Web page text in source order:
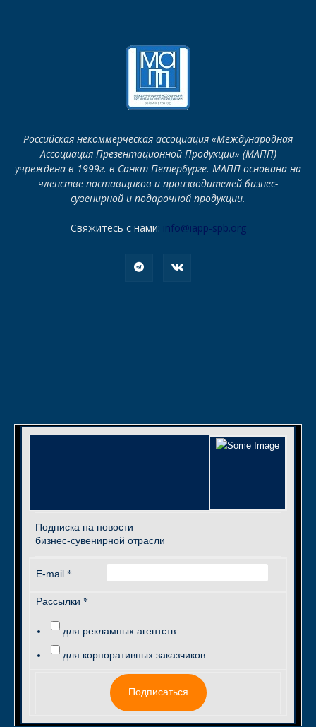
Российская некоммерческая ассоциация «Международная
Ассоциация Презентационной Продукции» (МАПП)
учреждена в 1999г. в Санкт-Петербурге. МАПП основана на
членстве поставщиков и производителей бизнес-
сувенирной и подарочной продукции.
Свяжитесь с нами: info@iapp-spb.org
Подписка на новости
бизнес-сувенирной отрасли
E-mail *
Рассылки *
для рекламных агентств
для корпоративных заказчиков
Подписаться